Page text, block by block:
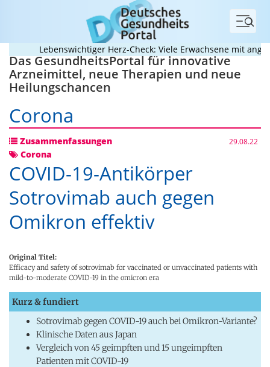
Menü
Lebenswichtiger Herz-Check: Viele Erwachsene mit
Das GesundheitsPortal für innovative
Arzneimittel, neue Therapien und neue
Heilungschancen
Corona
Zusammenfassungen 29.08.22
Corona
COVID-19-Antikörper
Sotrovimab auch gegen
Omikron effektiv
Original Titel:
Efficacy and safety of sotrovimab for vaccinated or unvaccinated patients with
mild-to-moderate COVID-19 in the omicron era
Kurz & fundiert
Sotrovimab gegen COVID-19 auch bei Omikron-Variante?
Klinische Daten aus Japan
Vergleich von 45 geimpften und 15 ungeimpften
Patienten mit COVID-19